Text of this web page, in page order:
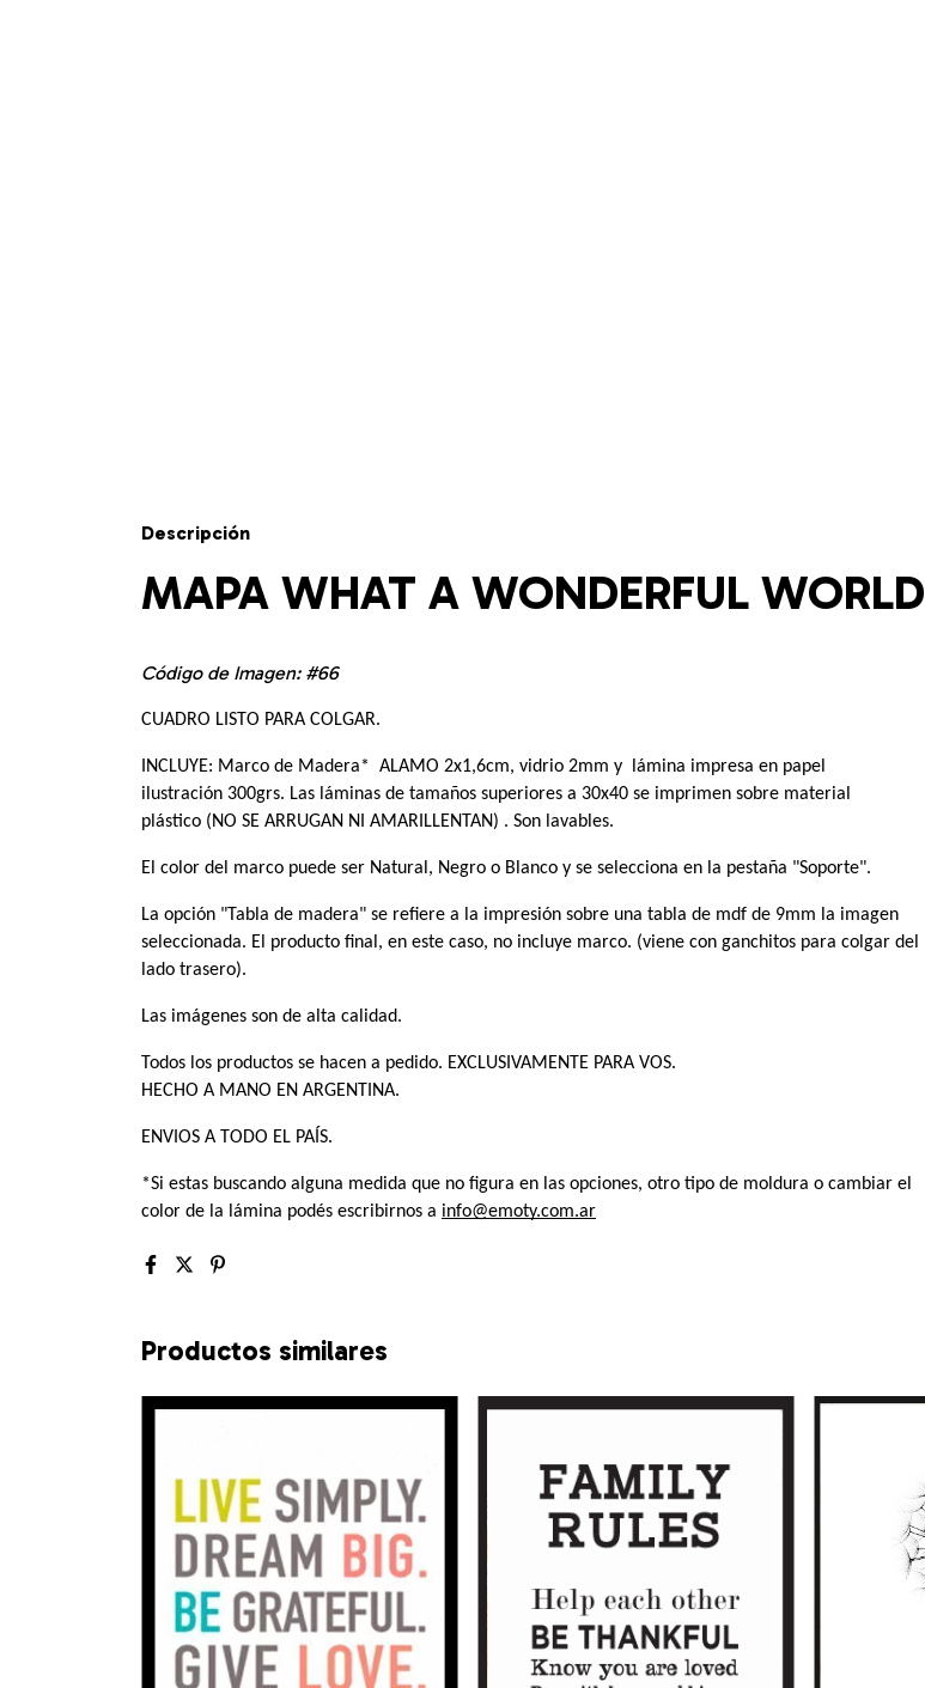
Descripción
MAPA WHAT A WONDERFUL WORLD
Código de Imagen: #66
CUADRO LISTO PARA COLGAR.
INCLUYE: Marco de Madera*  ALAMO 2x1,6cm, vidrio 2mm y  lámina impresa en papel
ilustración 300grs. Las láminas de tamaños superiores a 30x40 se imprimen sobre material
plástico (NO SE ARRUGAN NI AMARILLENTAN) . Son lavables.
El color del marco puede ser Natural, Negro o Blanco y se selecciona en la pestaña "Soporte".
La opción "Tabla de madera" se refiere a la impresión sobre una tabla de mdf de 9mm la imagen
seleccionada. El producto final, en este caso, no incluye marco. (viene con ganchitos para colgar del
lado trasero).
Las imágenes son de alta calidad.
Todos los productos se hacen a pedido. EXCLUSIVAMENTE PARA VOS.
HECHO A MANO EN ARGENTINA.
ENVIOS A TODO EL PAÍS.
*Si estas buscando alguna medida que no figura en las opciones, otro tipo de moldura o cambiar el
color de la lámina podés escribirnos a info@emoty.com.ar
Productos similares